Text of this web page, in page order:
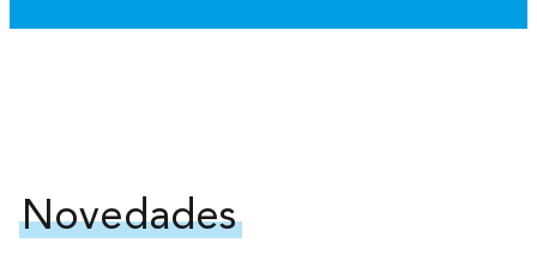
Novedades